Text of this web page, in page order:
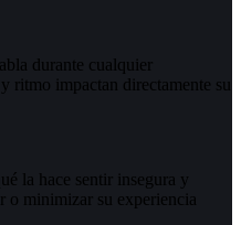
durante cualquier
ritmo impactan directamente su
la hace sentir insegura y
o minimizar su experiencia